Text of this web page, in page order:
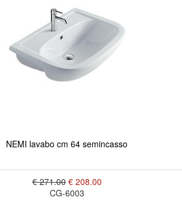
NEMI lavabo cm 64 semincasso
€ 271.00 € 208.00
CG-6003